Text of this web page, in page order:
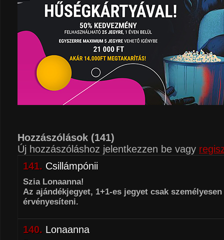
Hozzászólások (141)
Új hozzászóláshoz jelentkezzen be vagy
141. Csillámpónii
Szia Lonaanna!
Az ajándékjegyet, 1+1-es jegyet csak
érvényesíteni.
140. Lonaanna